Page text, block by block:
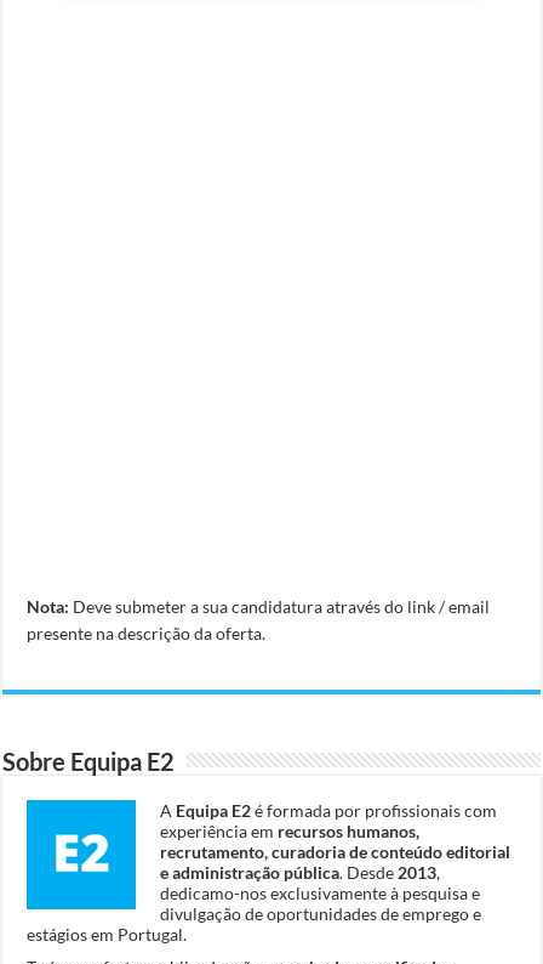
Nota: Deve submeter a sua candidatura através do link / email
presente na descrição da oferta.
Sobre Equipa E2
A Equipa E2é formada por profissionais com
experiência em recursos humanos,
recrutamento, curadoria de conteúdo editorial
e administração pública. Desde 2013,
dedicamo-nos exclusivamente à pesquisa e
divulgação de oportunidades de emprego e
estágios em Portugal.